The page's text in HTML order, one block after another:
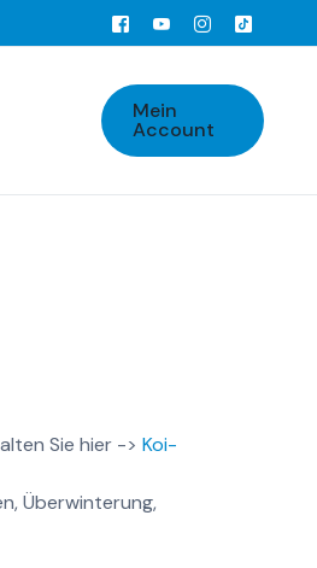
Mein
Account
Sie hier -> Koi-
Überwinterung,